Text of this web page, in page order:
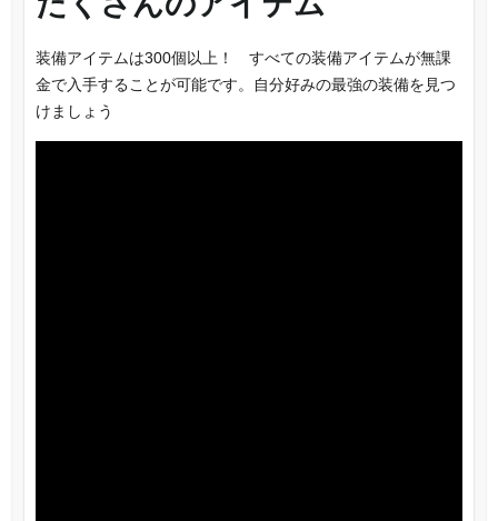
装備アイテムは300個以上！ すべての装備アイテムが無課
金で入手することが可能です。自分好みの最強の装備を見つ
けましょう